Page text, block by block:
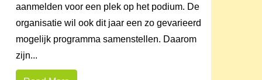
aanmelden voor een plek op het podium. De
organisatie wil ook dit jaar een zo gevarieerd
mogelijk programma samenstellen. Daarom
zijn...